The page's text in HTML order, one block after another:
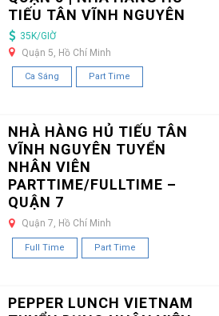
TIẾU TÂN VĨNH NGUYÊN
35K/GIỜ
Quận 5, Hồ Chí Minh
Ca Sáng Part Time
NHÀ HÀNG HỦ TIẾU TÂN
VĨNH NGUYÊN TUYỂN
NHÂN VIÊN
PARTTIME/FULLTIME –
QUẬN 7
Quận 7, Hồ Chí Minh
Full Time Part Time
PEPPER LUNCH VIETNAM